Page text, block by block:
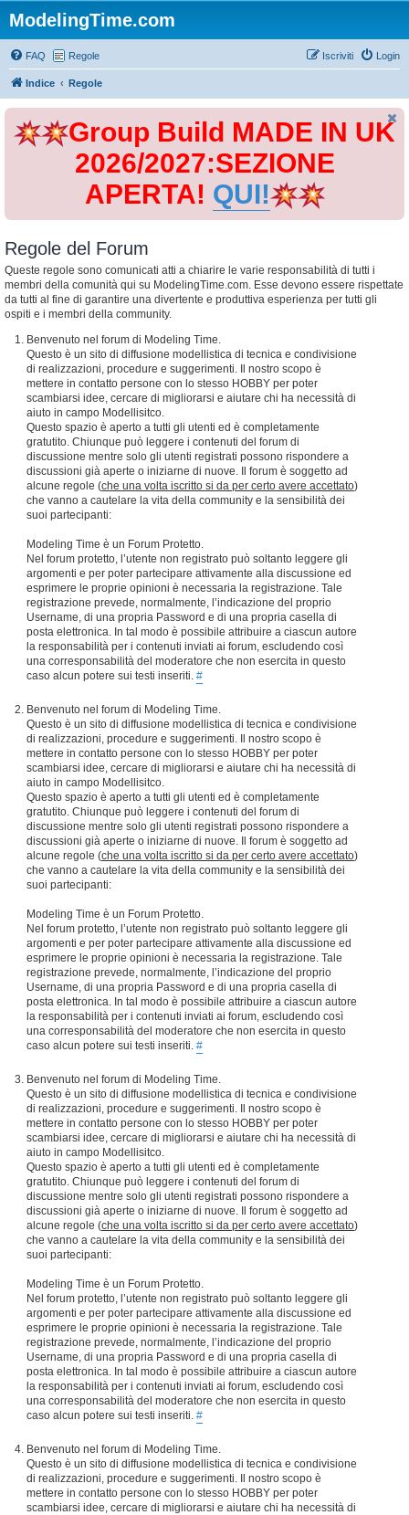
ModelingTime.com
FAQ Regole Login
Iscriviti
Indice Regole
Group Build MADE IN UK
2026/2027:SEZIONE
APERTA! QUI!
Regole del Forum
Queste regole sono comunicati atti a chiarire le varie responsabilità di tutti i
membri della comunità qui su ModelingTime.com. Esse devono essere rispettate
da tutti al fine di garantire una divertente e produttiva esperienza per tutti gli
ospiti e i membri della community.
Benvenuto nel forum di Modeling Time.
Questo è un sito di diffusione modellistica di tecnica e condivisione
di realizzazioni, procedure e suggerimenti. Il nostro scopo è
mettere in contatto persone con lo stesso HOBBY per poter
scambiarsi idee, cercare di migliorarsi e aiutare chi ha necessità di
aiuto in campo Modellisitco.
Questo spazio è aperto a tutti gli utenti ed è completamente
gratutito. Chiunque può leggere i contenuti del forum di
discussione mentre solo gli utenti registrati possono rispondere a
discussioni già aperte o iniziarne di nuove. Il forum è soggetto ad
alcune regole (che una volta iscritto si da per certo avere accettato)
che vanno a cautelare la vita della community e la sensibilità dei
suoi partecipanti:
Modeling Time è un Forum Protetto.
Nel forum protetto, l’utente non registrato può soltanto leggere gli
argomenti e per poter partecipare attivamente alla discussione ed
esprimere le proprie opinioni è necessaria la registrazione. Tale
registrazione prevede, normalmente, l’indicazione del proprio
Username, di una propria Password e di una propria casella di
posta elettronica. In tal modo è possibile attribuire a ciascun autore
la responsabilità per i contenuti inviati ai forum, escludendo così
una corresponsabilità del moderatore che non esercita in questo
caso alcun potere sui testi inseriti. #
Benvenuto nel forum di Modeling Time.
Questo è un sito di diffusione modellistica di tecnica e condivisione
di realizzazioni, procedure e suggerimenti. Il nostro scopo è
mettere in contatto persone con lo stesso HOBBY per poter
scambiarsi idee, cercare di migliorarsi e aiutare chi ha necessità di
aiuto in campo Modellisitco.
Questo spazio è aperto a tutti gli utenti ed è completamente
gratutito. Chiunque può leggere i contenuti del forum di
discussione mentre solo gli utenti registrati possono rispondere a
discussioni già aperte o iniziarne di nuove. Il forum è soggetto ad
alcune regole (che una volta iscritto si da per certo avere accettato)
che vanno a cautelare la vita della community e la sensibilità dei
suoi partecipanti:
Modeling Time è un Forum Protetto.
Nel forum protetto, l’utente non registrato può soltanto leggere gli
argomenti e per poter partecipare attivamente alla discussione ed
esprimere le proprie opinioni è necessaria la registrazione. Tale
registrazione prevede, normalmente, l’indicazione del proprio
Username, di una propria Password e di una propria casella di
posta elettronica. In tal modo è possibile attribuire a ciascun autore
la responsabilità per i contenuti inviati ai forum, escludendo così
una corresponsabilità del moderatore che non esercita in questo
caso alcun potere sui testi inseriti. #
Benvenuto nel forum di Modeling Time.
Questo è un sito di diffusione modellistica di tecnica e condivisione
di realizzazioni, procedure e suggerimenti. Il nostro scopo è
mettere in contatto persone con lo stesso HOBBY per poter
scambiarsi idee, cercare di migliorarsi e aiutare chi ha necessità di
aiuto in campo Modellisitco.
Questo spazio è aperto a tutti gli utenti ed è completamente
gratutito. Chiunque può leggere i contenuti del forum di
discussione mentre solo gli utenti registrati possono rispondere a
discussioni già aperte o iniziarne di nuove. Il forum è soggetto ad
alcune regole (che una volta iscritto si da per certo avere accettato)
che vanno a cautelare la vita della community e la sensibilità dei
suoi partecipanti:
Modeling Time è un Forum Protetto.
Nel forum protetto, l’utente non registrato può soltanto leggere gli
argomenti e per poter partecipare attivamente alla discussione ed
esprimere le proprie opinioni è necessaria la registrazione. Tale
registrazione prevede, normalmente, l’indicazione del proprio
Username, di una propria Password e di una propria casella di
posta elettronica. In tal modo è possibile attribuire a ciascun autore
la responsabilità per i contenuti inviati ai forum, escludendo così
una corresponsabilità del moderatore che non esercita in questo
caso alcun potere sui testi inseriti. #
Benvenuto nel forum di Modeling Time.
Questo è un sito di diffusione modellistica di tecnica e condivisione
di realizzazioni, procedure e suggerimenti. Il nostro scopo è
mettere in contatto persone con lo stesso HOBBY per poter
scambiarsi idee, cercare di migliorarsi e aiutare chi ha necessità di